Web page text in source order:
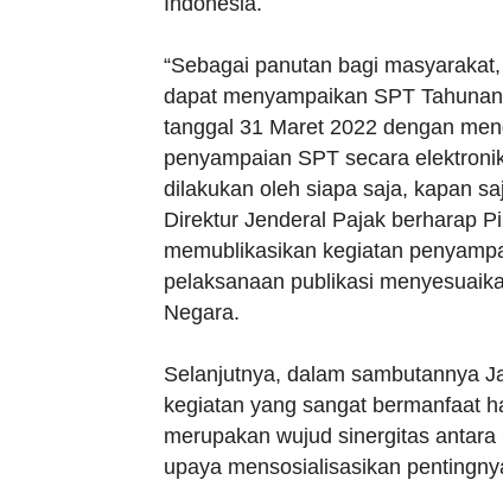
“Sebagai panutan bagi
dapat menyampaikan SPT
tanggal 31 Maret 2022 dengan
penyampaian SPT secara
dilakukan oleh siapa saja, kapan
Direktur Jenderal Pajak berharap
memublikasikan kegiatan
pelaksanaan publikasi
Negara.
Selanjutnya, dalam sambutannya
kegiatan yang sangat bermanfaat
merupakan wujud sinergitas
upaya mensosialisasikan